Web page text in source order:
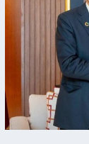
холбооны
сайд
ажлын
айлчлал
хийж